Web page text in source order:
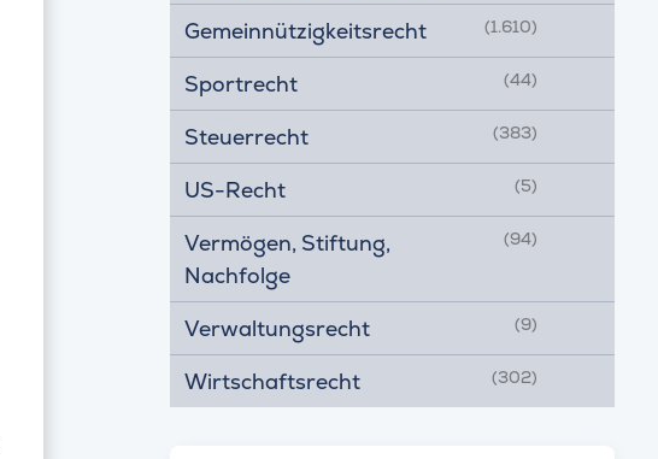
Gemeinnützigkeitsrecht (1.610)
Sportrecht (44)
Steuerrecht (383)
US-Recht (5)
Vermögen, Stiftung,
Nachfolge
(94)
Verwaltungsrecht (9)
Wirtschaftsrecht (302)